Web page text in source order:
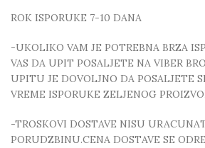
ROK ISPORUKE 7-10 DANA
-UKOLIKO VAM JE POTREBNA BRZA
VAS DA UPIT POSALJETE NA VIBER
UPITU JE DOVOLJNO DA POSALJETE
VREME ISPORUKE ZELJENOG
-TROSKOVI DOSTAVE NISU
PORUDZBINU.CENA DOSTAVE SE